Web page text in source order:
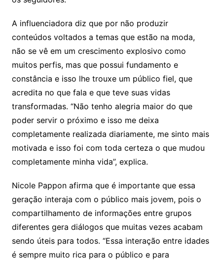
A influenciadora diz que por não produzir
conteúdos voltados a temas que estão na moda,
não se vê em um crescimento explosivo como
muitos perfis, mas que possui fundamento e
constância e isso lhe trouxe um público fiel, que
acredita no que fala e que teve suas vidas
transformadas. “Não tenho alegria maior do que
poder servir o próximo e isso me deixa
completamente realizada diariamente, me sinto mais
motivada e isso foi com toda certeza o que mudou
completamente minha vida”, explica.
Nicole Pappon afirma que é importante que essa
geração interaja com o público mais jovem, pois o
compartilhamento de informações entre grupos
diferentes gera diálogos que muitas vezes acabam
sendo úteis para todos. “Essa interação entre idades
é sempre muito rica para o público e para